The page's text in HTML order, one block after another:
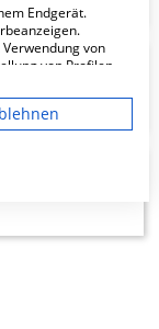
Endgerät.
von
von Profilen
Messung der
Statistiken
Entwicklung
Daten zur